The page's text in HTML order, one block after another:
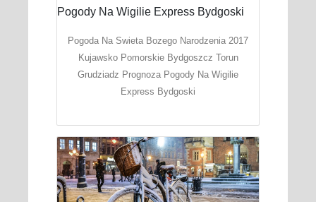
Pogoda Na Swieta Bozego Narodzenia 2017
Kujawsko Pomorskie Bydgoszcz Torun
Grudziadz Prognoza Pogody Na Wigilie
Express Bydgoski